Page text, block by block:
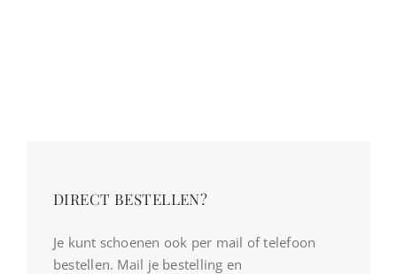
DIRECT BESTELLEN?
Je kunt schoenen ook per mail of telefoon
bestellen. Mail je bestelling en